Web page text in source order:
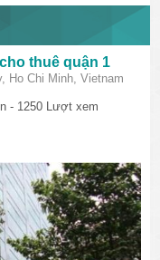
thuê quận 1
Ho Chi Minh, Vietnam
- 1250 Lượt xem